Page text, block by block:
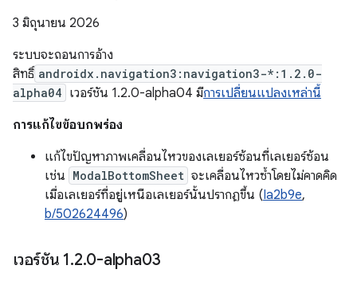
3 มิถุนายน 2026
ระบบจะถอนการอ้าง
สิทธิ์ androidx.navigation3:navigation3-*:1.2.0-
alpha04 เวอร์ชัน 1.2.0-alpha04 มีการเปลี่ยนแปลงเหล่านี้
การแก้ไขข้อบกพร่อง
แก้ไขปัญหาภาพเคลื่อนไหวของเลเยอร์ซ้อนที่เลเยอร์ซ้อน
เช่น ModalBottomSheet จะเคลื่อนไหวซ้ำโดยไม่คาดคิด
เมื่อเลเยอร์ที่อยู่เหนือเลเยอร์นั้นปรากฏขึ้น (Ia2b9e,
b/502624496)
เวอร์ชัน 1.2.0-alpha03